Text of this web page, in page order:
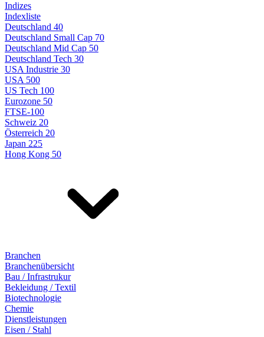
Indizes
Indexliste
Deutschland 40
Deutschland Small Cap 70
Deutschland Mid Cap 50
Deutschland Tech 30
USA Industrie 30
USA 500
US Tech 100
Eurozone 50
FTSE-100
Schweiz 20
Österreich 20
Japan 225
Hong Kong 50
Branchen
Branchenübersicht
Bau / Infrastrukur
Bekleidung / Textil
Biotechnologie
Chemie
Dienstleistungen
Eisen / Stahl